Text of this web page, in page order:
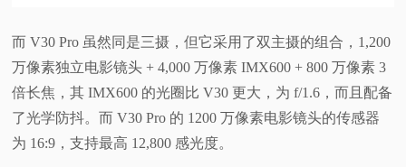
而 V30 Pro 虽然同是三摄，但它采用了双主摄的组合，1,200
万像素独立电影镜头 + 4,000 万像素 IMX600 + 800 万像素 3
倍长焦，其 IMX600 的光圈比 V30 更大，为 f/1.6，而且配备
了光学防抖。而 V30 Pro 的 1200 万像素电影镜头的传感器
为 16:9，支持最高 12,800 感光度。